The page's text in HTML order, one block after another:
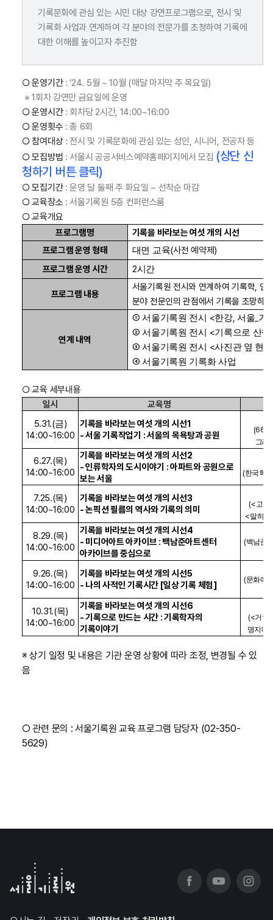
기록문화에 관심 있는 시민 대상 강연프로그램으로, 전시 및
기록화 사업과 연계하여 각 분야의 전문가를 초청하여 기록에
대한 이해를 높이고자 추진함
○ 운영기간: ’24. 5월 ~ 10월 (매달 마지막 주 목요일)
※ 1회차 강연만 금요일에 운영
○ 운영시간: 회차당 2시간, 14:00~16:00
○ 운영횟수 : 총 6회
○ 참여대상: 전시 및 기록문화에 관심 있는 성인, 시니어, 전공자 등
○ 모집방법 : 서울시 공공서비스예약홈페이지에서 모집 (상단 신
청하기 버튼 클릭)
○ 모집기간: 운영 달 둘째 주 화요일 ~ 선착순 마감
○ 교육장소 : 서울기록원 5층 컨퍼런스룸
○ 교육개요
프로그램명
기록을 바라보는 여섯 개의 시선
프로그램 운영 형태
대면 교육(사전 예약제 )
프로그램 운영 시간
2시간
프로그램 내용
서울기록원 전시와 연계하여 기록학, 인
분야 전문인의 관점에서 기록을 조망하
연계 내역
①서울기록원 전시 <한강,서울 기
②서울기록원 전시 <기록으로 산책
③서울기록원 전시 <사진관 옆 현
④서울기록원 기록화 사업
○ 교육 세부내용
일시
교육명
5.31.(금)
14:00~16:00
기록을 바라보는 여섯 개의 시선1
-서울 기록작업기 :서울의 목욕탕과 공원
그래
6.27.(목)
14:00~16:00
기록을 바라보는 여섯 개의 시선2
-인류학자의 도시이야기 :아파트와 공원으로
보는 서울
(한국학
7.25.(목)
14:00~16:00
기록을 바라보는 여섯 개의 시선3
-논픽션 필름의 역사와 기록의 의미 (<고양
<말하
8.29.(목)
14:00~16:00
기록을 바라보는 여섯 개의 시선4
- 미디어아트 아카이브 : 백남준아트센터
아카이브를 중심으로
(백남준
9.26.(목)
14:00~16:00
기록을 바라보는 여섯 개의 시선5
- 나의 사적인 기록시간 [일상 기록 체험] (문화예
10.31.(목)
14:00~16:00
기록을 바라보는 여섯 개의 시선6
- 기록으로 만드는 시간 : 기록학자의
기록이야기
(<거인
명지대
※ 상기 일정 및 내용은 기관 운영 상황에 따라 조정, 변경될 수 있
음
○ 관련 문의 : 서울기록원 교육 프로그램 담당자 (02-350-
5629)